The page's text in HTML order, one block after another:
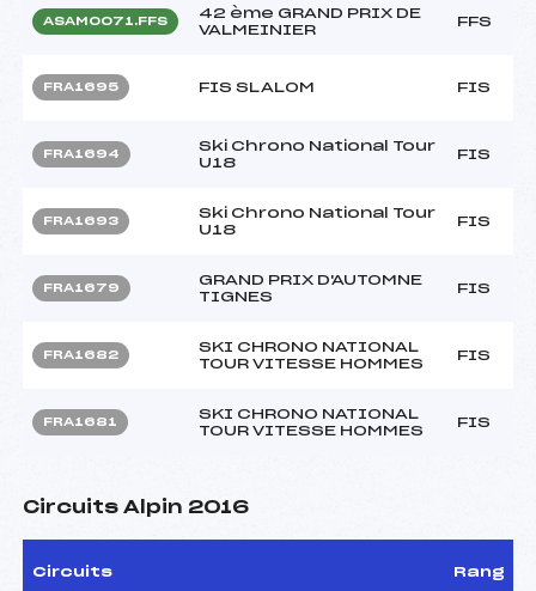
ASAM0071.FFS
42 ème GRAND PRIX DE
VALMEINIER
FFS
FRA1695 FIS SLALOM FIS
FRA1694
Ski Chrono National Tour
U18
FIS
FRA1693
Ski Chrono National Tour
U18
FIS
FRA1679
GRAND PRIX D'AUTOMNE
TIGNES
FIS
FRA1682
SKI CHRONO NATIONAL
TOUR VITESSE HOMMES
FIS
FRA1681
SKI CHRONO NATIONAL
TOUR VITESSE HOMMES
FIS
Circuits Alpin 2016
Circuits Rang